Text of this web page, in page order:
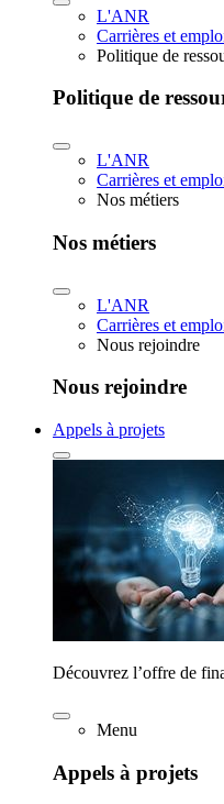
L'ANR
Carrières et
Politique de
Politique de
L'ANR
Carrières et
Nos métiers
Nos métiers
L'ANR
Carrières et
Nous rejoindre
Nous rejoindre
Appels à projets
Découvrez l’offre de
Menu
Appels à projets